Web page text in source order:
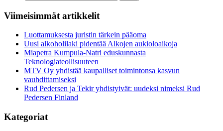
Viimeisimmät artikkelit
Luottamuksesta juristin tärkein pääoma
Uusi alkoholilaki pidentää Alkojen aukioloaikoja
Miapetra Kumpula-Natri eduskunnasta
Teknologiateollisuuteen
MTV Oy yhdistää kaupalliset toimintonsa kasvun
vauhdittamiseksi
Rud Pedersen ja Tekir yhdistyivät: uudeksi nimeksi Rud
Pedersen Finland
Kategoriat